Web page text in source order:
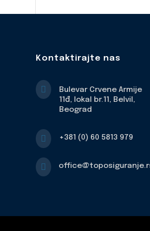
Kontaktirajte nas

Bulevar Crvene Armije
11đ, lokal br.11, Belvil,
Beograd
 +381 (0) 60 5813 979
